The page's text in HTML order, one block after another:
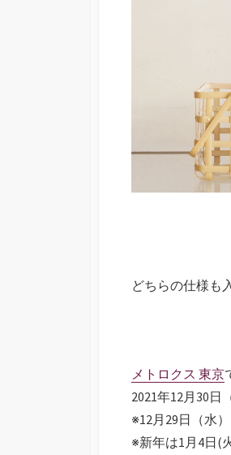
どちらの仕様も
メトロクス 東京
2021年12月30日
※12月29日（水
※新年は1月4日(